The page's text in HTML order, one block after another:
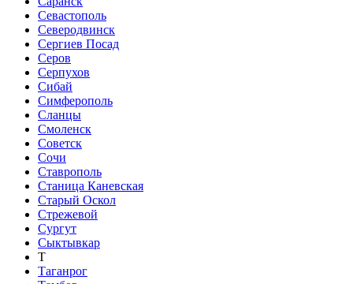
Севастополь
Северодвинск
Сергиев Посад
Серов
Серпухов
Сибай
Симферополь
Сланцы
Смоленск
Советск
Сочи
Ставрополь
Станица Каневская
Старый Оскол
Стрежевой
Сургут
Сыктывкар
Т
Таганрог